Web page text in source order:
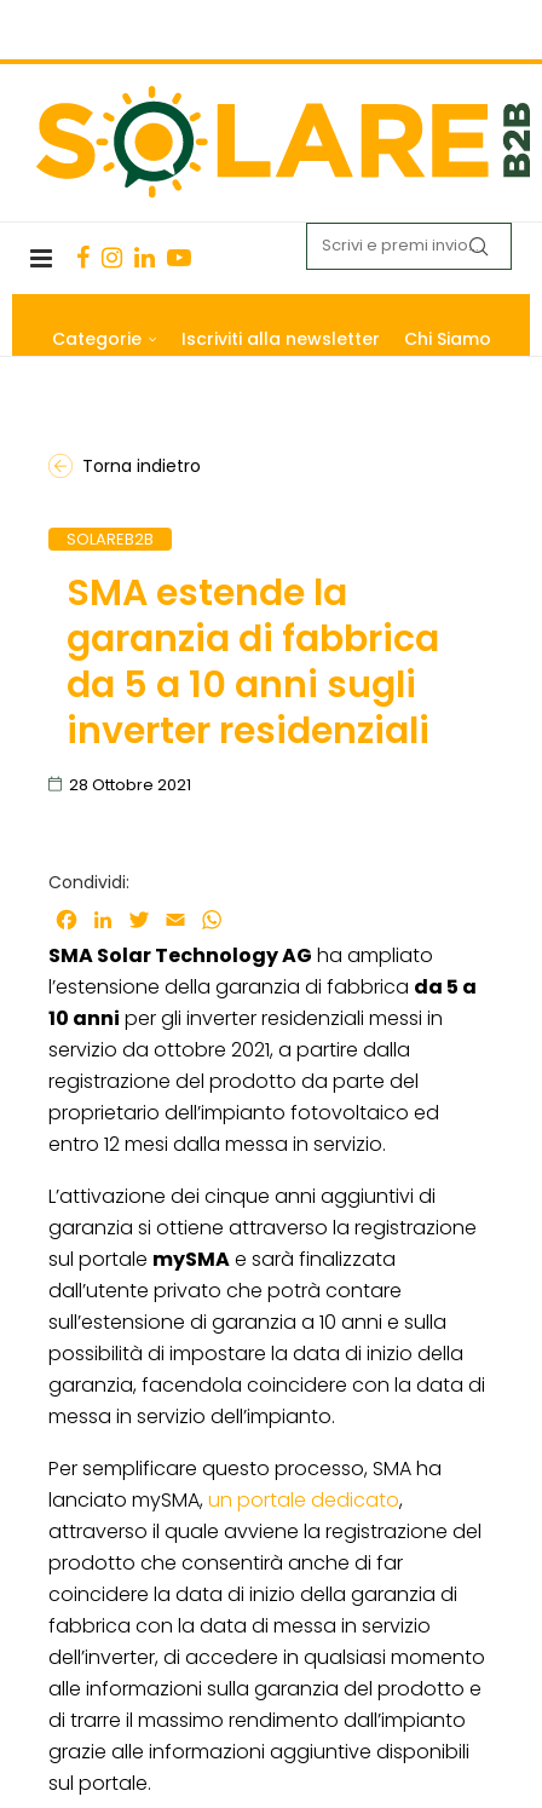
Categorie Iscriviti alla newsletter Chi Siamo
Torna indietro
SOLAREB2B
SMA estende la
garanzia di fabbrica
da 5 a 10 anni sugli
inverter residenziali
28 Ottobre 2021
Condividi:
Facebook
LinkedInTwitter
Email
SMA Solar Technology AG ha ampliato
l’estensione della garanzia di fabbrica da 5 a
10 anni per gli inverter residenziali messi in
servizio da ottobre 2021, a partire dalla
registrazione del prodotto da parte del
proprietario dell’impianto fotovoltaico ed
entro 12 mesi dalla messa in servizio.
L’attivazione dei cinque anni aggiuntivi di
garanzia si ottiene attraverso la registrazione
sul portale mySMAe sarà finalizzata
dall’utente privato che potrà contare
sull’estensione di garanzia a 10 anni e sulla
possibilità di impostare la data di inizio della
garanzia, facendola coincidere con la data di
messa in servizio dell’impianto.
Per semplificare questo processo, SMA ha
lanciato mySMA,un portale dedicato,
attraverso il quale avviene la registrazione del
prodotto che consentirà anche di far
coincidere la data di inizio della garanzia di
fabbrica con la data di messa in servizio
dell’inverter, di accedere in qualsiasi momento
alle informazioni sulla garanzia del prodotto e
di trarre il massimo rendimento dall’impianto
grazie alle informazioni aggiuntive disponibili
sul portale.